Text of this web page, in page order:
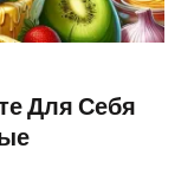
Для Себя